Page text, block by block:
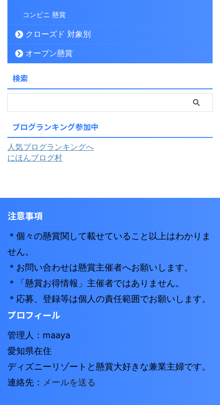
コンビニ 懸賞
クローズド 対象別
オープン懸賞
検索
ブログランキング参加中
人気ブログランキングへ
にほんブログ村
注意事項
＊個々の懸賞関して載せていること以上はわかりま
せん。
＊お問い合わせは懸賞主催者へお願いします。
＊「懸賞お得情報」主催者ではありません。
＊応募、登録等は個人の責任範囲でお願いします。
プロフィール
管理人：maaya
愛知県在住
ディズニーリゾートと懸賞大好きな兼業主婦です。
連絡先： メールを送る